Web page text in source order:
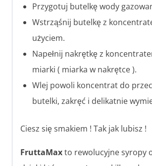
Przygotuj butelkę wody
Wstrząśnij butelkę z
użyciem.
Napełnij nakrętkę z
miarki ( miarka w nakrętce ).
Wlej powoli koncentrat do
butelki, zakręć i delikatnie
Ciesz się smakiem ! Tak jak lubisz !
FruttaMaxto rewolucyjne syropy